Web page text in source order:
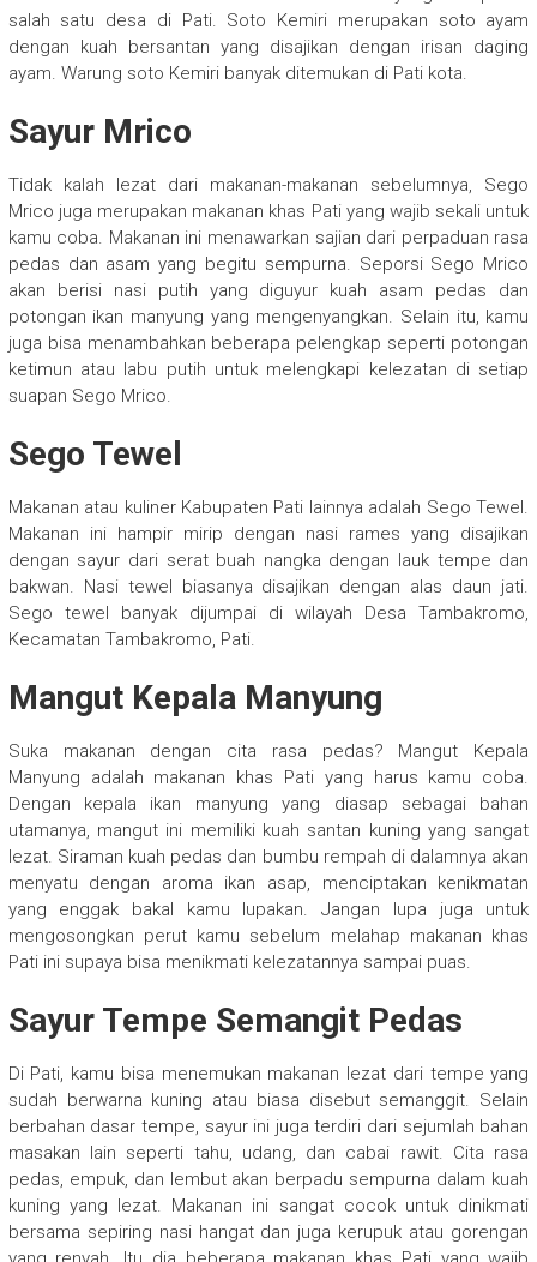
salah satu desa di Pati. Soto Kemiri merupakan soto ayam
dengan kuah bersantan yang disajikan dengan irisan daging
ayam. Warung soto Kemiri banyak ditemukan di Pati kota.
Sayur Mrico
Tidak kalah lezat dari makanan-makanan sebelumnya, Sego
Mrico juga merupakan makanan khas Pati yang wajib sekali untuk
kamu coba. Makanan ini menawarkan sajian dari perpaduan rasa
pedas dan asam yang begitu sempurna. Seporsi Sego Mrico
akan berisi nasi putih yang diguyur kuah asam pedas dan
potongan ikan manyung yang mengenyangkan. Selain itu, kamu
juga bisa menambahkan beberapa pelengkap seperti potongan
ketimun atau labu putih untuk melengkapi kelezatan di setiap
suapan Sego Mrico.
Sego Tewel
Makanan atau kuliner Kabupaten Pati lainnya adalah Sego Tewel.
Makanan ini hampir mirip dengan nasi rames yang disajikan
dengan sayur dari serat buah nangka dengan lauk tempe dan
bakwan. Nasi tewel biasanya disajikan dengan alas daun jati.
Sego tewel banyak dijumpai di wilayah Desa Tambakromo,
Kecamatan Tambakromo, Pati.
Mangut Kepala Manyung
Suka makanan dengan cita rasa pedas? Mangut Kepala
Manyung adalah makanan khas Pati yang harus kamu coba.
Dengan kepala ikan manyung yang diasap sebagai bahan
utamanya, mangut ini memiliki kuah santan kuning yang sangat
lezat. Siraman kuah pedas dan bumbu rempah di dalamnya akan
menyatu dengan aroma ikan asap, menciptakan kenikmatan
yang enggak bakal kamu lupakan. Jangan lupa juga untuk
mengosongkan perut kamu sebelum melahap makanan khas
Pati ini supaya bisa menikmati kelezatannya sampai puas.
Sayur Tempe Semangit Pedas
Di Pati, kamu bisa menemukan makanan lezat dari tempe yang
sudah berwarna kuning atau biasa disebut semanggit. Selain
berbahan dasar tempe, sayur ini juga terdiri dari sejumlah bahan
masakan lain seperti tahu, udang, dan cabai rawit. Cita rasa
pedas, empuk, dan lembut akan berpadu sempurna dalam kuah
kuning yang lezat. Makanan ini sangat cocok untuk dinikmati
bersama sepiring nasi hangat dan juga kerupuk atau gorengan